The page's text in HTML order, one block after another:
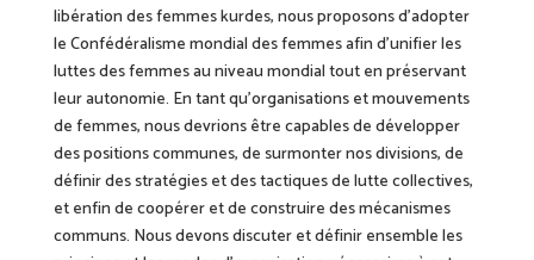
libération des femmes kurdes, nous proposons d’adopter
le Confédéralisme mondial des femmes afin d’unifier les
luttes des femmes au niveau mondial tout en préservant
leur autonomie. En tant qu’organisations et mouvements
de femmes, nous devrions être capables de développer
des positions communes, de surmonter nos divisions, de
définir des stratégies et des tactiques de lutte collectives,
et enfin de coopérer et de construire des mécanismes
communs. Nous devons discuter et définir ensemble les